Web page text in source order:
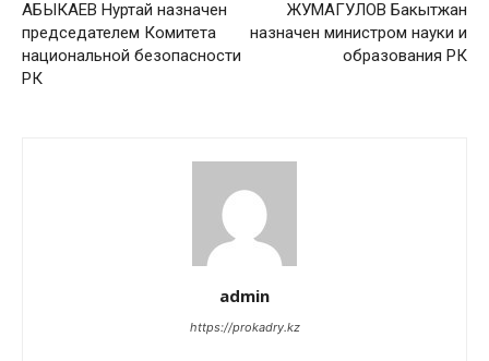
АБЫКАЕВ Нуртай назначен
председателем Комитета
национальной безопасности
РК
ЖУМАГУЛОВ Бакытжан
назначен министром науки и
образования РК
admin
https://prokadry.kz